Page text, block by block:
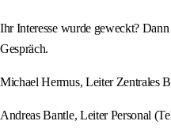
Ihr Interesse wurde geweckt?
Gespräch.
Michael Hermus, Leiter Zentrales
Andreas Bantle, Leiter Personal